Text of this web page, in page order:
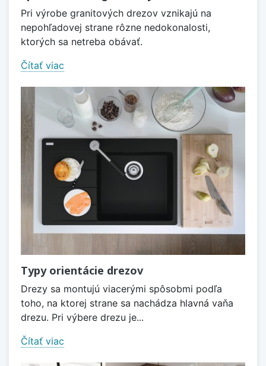
Pri výrobe granitových drezov vznikajú na
nepohľadovej strane rôzne nedokonalosti,
ktorých sa netreba obávať.
Čítať viac
Typy orientácie drezov
Drezy sa montujú viacerými spôsobmi podľa
toho, na ktorej strane sa nachádza hlavná vaňa
drezu. Pri výbere drezu je...
Čítať viac